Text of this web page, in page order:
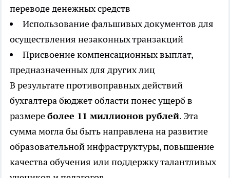
переводе денежных средств
Использование фальшивых документов для
осуществления незаконных транзакций
Присвоение компенсационных выплат,
предназначенных для других лиц
В результате противоправных действий
бухгалтера бюджет области понес ущерб в
размереболее 11 миллионов рублей. Эта
сумма могла бы быть направлена на развитие
образовательной инфраструктуры, повышение
качества обучения или поддержку талантливых